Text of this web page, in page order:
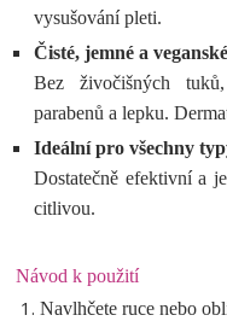
vysušování pleti.
Čisté, jemné a veganské
Bez živočišných
parabenů a lepku.
Ideální pro všechny
Dostatečně efektivní a
citlivou.
Návod k použití
Navlhčete ruce nebo